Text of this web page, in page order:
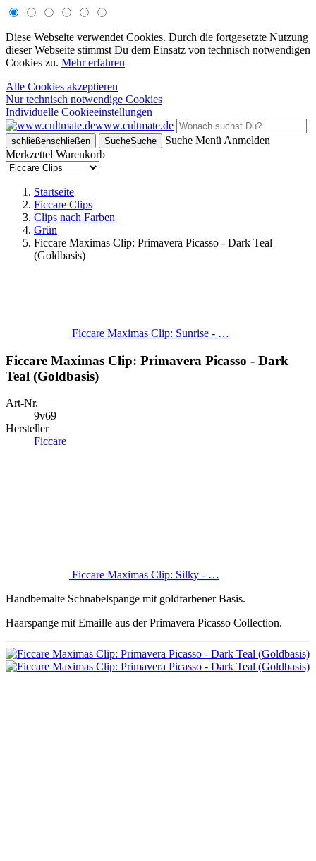
Diese Webseite verwendet Cookies. Durch die fortgesetzte Nutzung
dieser Webseite stimmst Du dem Einsatz von technisch notwendigen
Cookies zu. Mehr erfahren
Alle Cookies akzeptieren
Nur technisch notwendige Cookies
Individuelle Cookieeinstellungen
www.cultmate.de
schließenschließen SucheSuche Suche Menü Anmelden
Merkzettel Warenkorb
Startseite
Ficcare Clips
Clips nach Farben
Grün
Ficcare Maximas Clip: Primavera Picasso - Dark Teal
(Goldbasis)
Ficcare Maximas Clip: Sunrise - …
Ficcare Maximas Clip: Primavera Picasso - Dark
Teal (Goldbasis)
Art-Nr.
9v69
Hersteller
Ficcare
Ficcare Maximas Clip: Silky - …
Handbemalte Schnabelspange mit goldfarbener Basis.
Haarspange mit Emaille aus der Primavera Picasso Collection.